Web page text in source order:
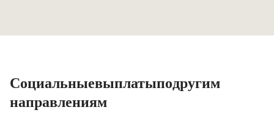
Социальные выплаты по другим
направлениям